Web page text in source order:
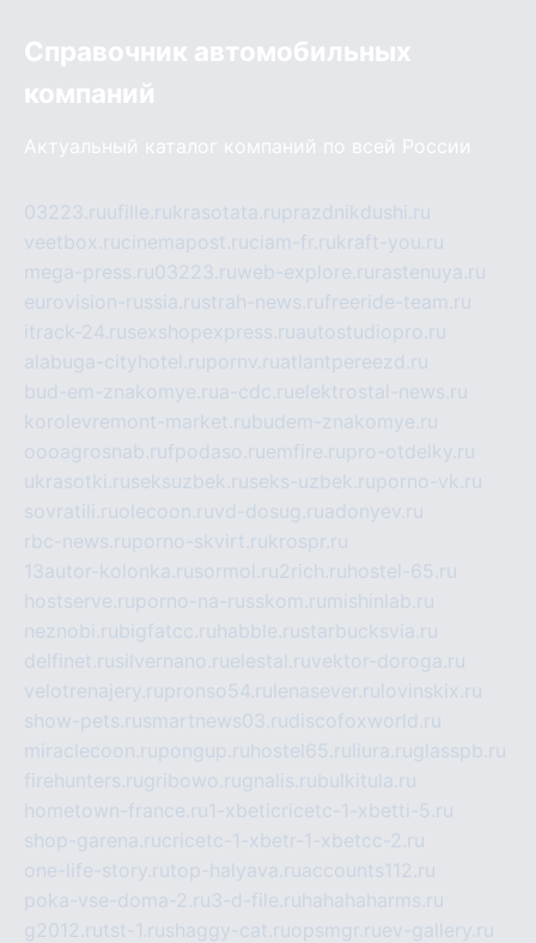
Справочник автомобильных
компаний
Актуальный каталог компаний по всей России
03223.ruufille.rukrasotata.ruprazdnikdushi.ru
veetbox.rucinemapost.ruciam-fr.rukraft-you.ru
mega-press.ru03223.ruweb-explore.ru rastenuya.ru
eurovision-russia.rustrah-news.rufreeride-team.ru
itrack-24.rusexshopexpress.ruautostudiopro.ru
alabuga-cityhotel.rupornv.ruatlantpereezd.ru
bud-em-znakomye.rua-cdc.ruelektrostal-news.ru
korolevremont-market.rubudem-znakomye.ru
oooagrosnab.rufpodaso.ruemfire.rupro-otdelky.ru
ukrasotki.ruseksuzbek.ruseks-uzbek.ruporno-vk.ru
sovratili.ruolecoon.ruvd-dosug.ruadonyev.ru
rbc-news.ruporno-skvirt.rukrospr.ru
13autor-kolonka.rusormol.ru2rich.ru hostel-65.ru
hostserve.ruporno-na-russkom.ru mishinlab.ru
neznobi.rubigfatcc.ru habble.rustarbucksvia.ru
delfinet.rusilvernano.ruelestal.ruvektor-doroga.ru
velotrenajery.rupronso54.ru lenasever.ru lovinskix.ru
show-pets.rusmartnews03.rudiscofoxworld.ru
miraclecoon.rupongup.ru hostel65.ru liura.ruglasspb.ru
firehunters.rugribowo.rugnalis.rubulkitula.ru
hometown-france.ru1-xbeticricetc-1-xbetti-5.ru
shop-garena.rucricetc-1-xbetr-1-xbetcc-2.ru
one-life-story.rutop-halyava.ruaccounts112.ru
poka-vse-doma-2.ru3-d-file.ru hahahaharms.ru
g2012.rutst-1.rushaggy-cat.ruopsmgr.ruev-gallery.ru